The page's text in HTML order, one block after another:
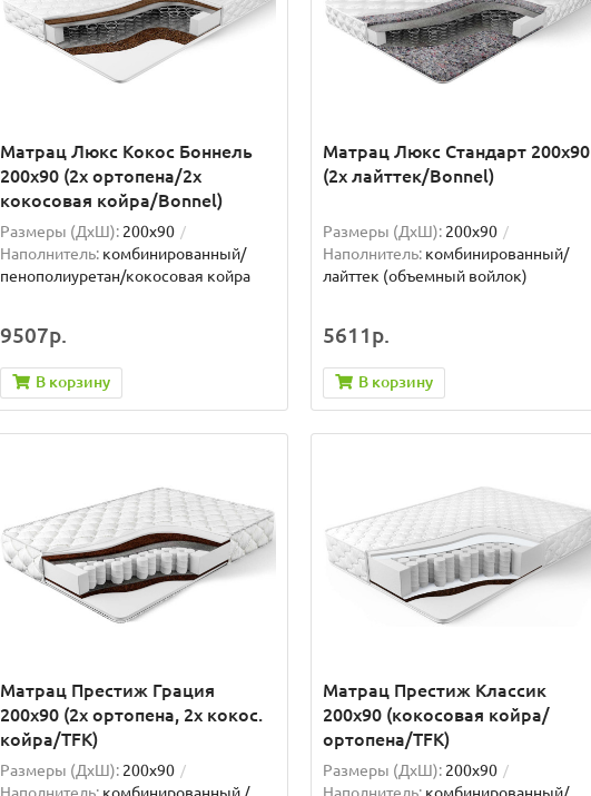
Матрац Люкс Кокос Боннель
200x90 (2x ортопена/2x
кокосовая койра/Bonnel)
Размеры (ДxШ): 200x90
Наполнитель: комбинированный/
пенополиуретан/кокосовая койра
9507р.
В корзину
Матрац Люкс Стандарт 200x90
(2x лайттек/Bonnel)
Размеры (ДxШ): 200x90
Наполнитель: комбинированный/
лайттек (объемный войлок)
5611р.
В корзину
Матрац Престиж Грация
200x90 (2x ортопена, 2x кокос.
койра/TFK)
Размеры (ДxШ): 200x90
Наполнитель: комбинированный /
Матрац Престиж Классик
200x90 (кокосовая койра/
ортопена/TFK)
Размеры (ДxШ): 200x90
Наполнитель: комбинированный/